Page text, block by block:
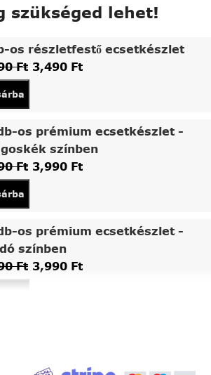
szükséged lehet!
os részletfestő ecsetkészlet
Ft 3,490 Ft
os prémium ecsetkészlet -
színben
Ft 3,990 Ft
os prémium ecsetkészlet -
színben
Ft 3,990 Ft
fa festőállvány